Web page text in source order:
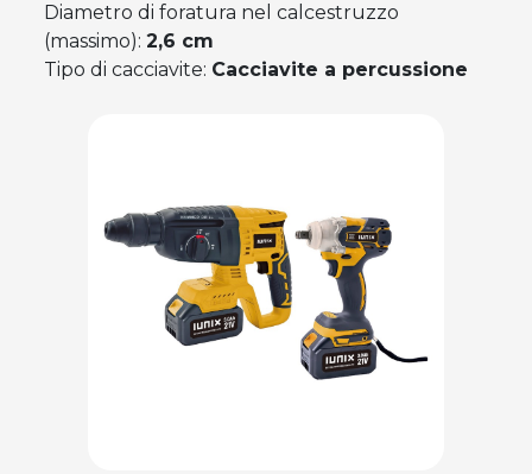
Diametro di foratura nel calcestruzzo
(massimo):2,6 cm
Tipo di cacciavite: Cacciavite a percussione